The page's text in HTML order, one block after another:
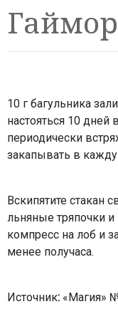
10 г багульника
настояться 10 дней
периодически
закапывать в
Вскипятите стакан
льняные тряпочки
компресс на лоб и
менее получаса.
Источник: «Магия»